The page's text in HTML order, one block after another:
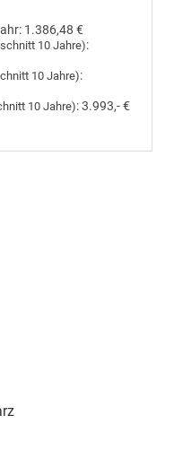
1.386,48 €
10 Jahre):
10 Jahre):
10 Jahre):3.993,- €